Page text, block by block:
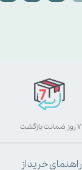
۷ روز ضمانت بازگشت
راهنمای خرید از